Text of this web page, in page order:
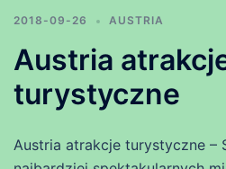
2018-09-26 AUSTRIA
Austria
turystyczne
Austria atrakcje turystyczne –